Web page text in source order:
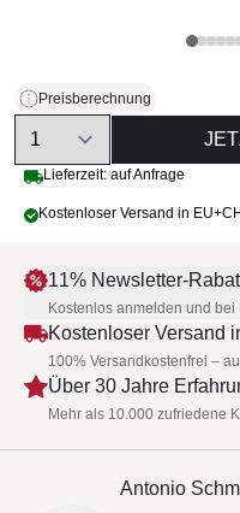
Preisberechnung
Quantity
Lieferzeit: auf Anfrage
Kostenloser Versand in EU+CH
11% Newsletter-
Kostenlos anmelden und
Kostenloser Versand
100% Versandkostenfrei –
Über 30 Jahre
Mehr als 10.000 zufriedene
Antonio